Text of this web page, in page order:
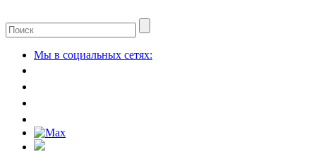
Мы в социальных сетях: